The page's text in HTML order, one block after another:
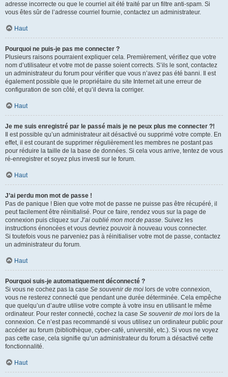
adresse incorrecte ou que le courriel ait été traité par un filtre anti-spam. Si
vous êtes sûr de l’adresse courriel fournie, contactez un administrateur.
Haut
Pourquoi ne puis-je pas me connecter ?
Plusieurs raisons pourraient expliquer cela. Premièrement, vérifiez que votre
nom d’utilisateur et votre mot de passe soient corrects. S’ils le sont, contactez
un administrateur du forum pour vérifier que vous n’avez pas été banni. Il est
également possible que le propriétaire du site Internet ait une erreur de
configuration de son côté, et qu’il devra la corriger.
Haut
Je me suis enregistré par le passé mais je ne peux plus me connecter ?!
Il est possible qu’un administrateur ait désactivé ou supprimé votre compte. En
effet, il est courant de supprimer régulièrement les membres ne postant pas
pour réduire la taille de la base de données. Si cela vous arrive, tentez de vous
ré-enregistrer et soyez plus investi sur le forum.
Haut
J’ai perdu mon mot de passe !
Pas de panique ! Bien que votre mot de passe ne puisse pas être récupéré, il
peut facilement être réinitialisé. Pour ce faire, rendez vous sur la page de
connexion puis cliquez sur J’ai oublié mon mot de passe. Suivez les
instructions énoncées et vous devriez pouvoir à nouveau vous connecter.
Si toutefois vous ne parveniez pas à réinitialiser votre mot de passe, contactez
un administrateur du forum.
Haut
Pourquoi suis-je automatiquement déconnecté ?
Si vous ne cochez pas la case Se souvenir de moi lors de votre connexion,
vous ne resterez connecté que pendant une durée déterminée. Cela empêche
que quelqu’un d’autre utilise votre compte à votre insu en utilisant le même
ordinateur. Pour rester connecté, cochez la case Se souvenir de moi lors de la
connexion. Ce n’est pas recommandé si vous utilisez un ordinateur public pour
accéder au forum (bibliothèque, cyber-café, université, etc.). Si vous ne voyez
pas cette case, cela signifie qu’un administrateur du forum a désactivé cette
fonctionnalité.
Haut